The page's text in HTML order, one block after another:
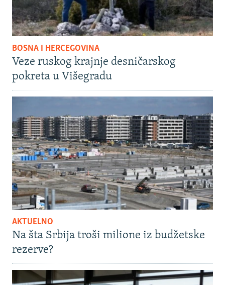
BOSNA I HERCEGOVINA
Veze ruskog krajnje desničarskog
pokreta u Višegradu
AKTUELNO
Na šta Srbija troši milione iz budžetske
rezerve?